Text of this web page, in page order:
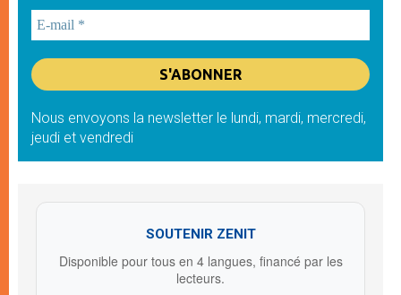
Nous envoyons la newsletter le lundi, mardi, mercredi,
jeudi et vendredi
SOUTENIR ZENIT
Disponible pour tous en 4 langues, financé par les
lecteurs.